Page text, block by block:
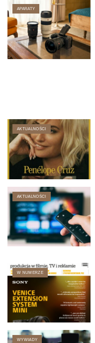
APARATY
AKTUALNOŚCI
AKTUALNOŚCI
W NUMERZE
WYWIADY